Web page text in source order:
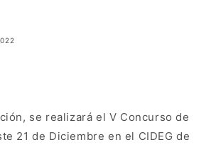
se realizará el V Concurso de
21 de Diciembre en el CIDEG de